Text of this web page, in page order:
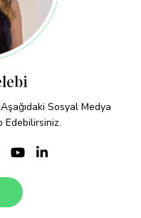
Sosyal Medya
Edebilirsiniz.